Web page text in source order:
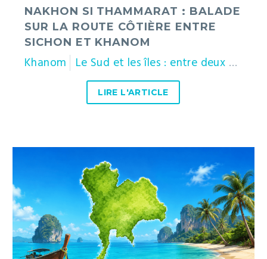
NAKHON SI THAMMARAT : BALADE
SUR LA ROUTE CÔTIÈRE ENTRE
SICHON ET KHANOM
Khanom Le Sud et les îles : entre deux mers
LIRE L'ARTICLE
choisir
en
Thaïlande
?
Le